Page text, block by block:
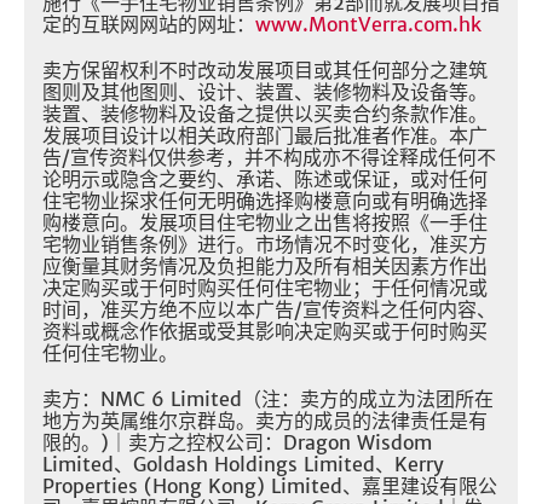
定的互联网网站的网址： www.MontVerra.com.hk
卖方保留权利不时改动发展项目或其任何部分之建筑
图则及其他图则、设计、装置、装修物料及设备等。
装置、装修物料及设备之提供以买卖合约条款作准。
发展项目设计以相关政府部门最后批准者作准。本广
告/宣传资料仅供参考，并不构成亦不得诠释成任何不
论明示或隐含之要约、承诺、陈述或保证，或对任何
住宅物业探求任何无明确选择购楼意向或有明确选择
购楼意向。发展项目住宅物业之出售将按照《一手住
宅物业销售条例》进行。市场情况不时变化，准买方
应衡量其财务情况及负担能力及所有相关因素方作出
决定购买或于何时购买任何住宅物业；于任何情况或
时间，准买方绝不应以本广告/宣传资料之任何内容、
资料或概念作依据或受其影响决定购买或于何时购买
任何住宅物业。
卖方：NMC 6 Limited（注：卖方的成立为法团所在
地方为英属维尔京群岛。卖方的成员的法律责任是有
限的。)｜卖方之控权公司：Dragon Wisdom
Limited、Goldash Holdings Limited、Kerry
Properties (Hong Kong) Limited、嘉里建设有限公